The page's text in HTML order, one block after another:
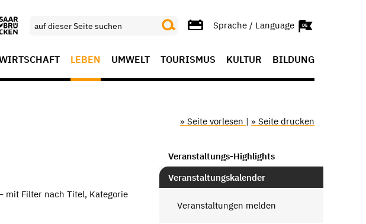
Sprache / Language
LEBEN UMWELT TOURISMUS KULTUR BILDUNG
» Seite vorlesen | » Seite drucken
mit Filter nach Titel, Kategorie
Veranstaltungs-Highlights
Veranstaltungskalender
Veranstaltungen melden